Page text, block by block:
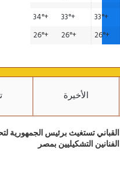
+
33°
+
33°
+
34°
+
26°
+
26°
+
26°
الأخيرة
القباني تستغيث برئيس الجمهورية
الفنانين التشكيليين بمصر